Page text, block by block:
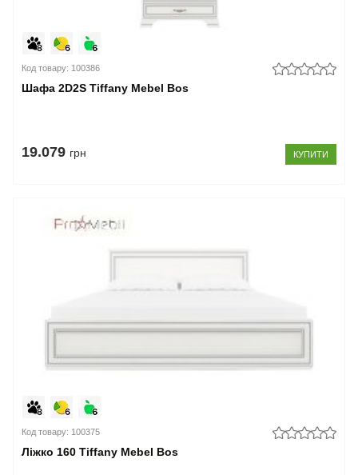
Код товару: 100386
Шафа 2D2S Tiffany Mebel Bos
19.079 грн КУПИТИ
Код товару: 100375
Ліжко 160 Tiffany Mebel Bos